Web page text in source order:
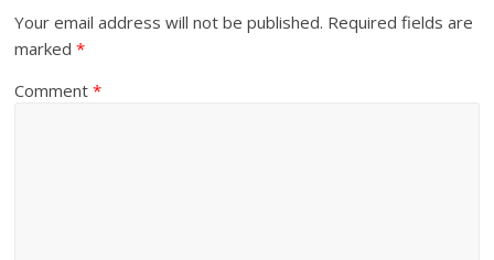
Your email address will not be published. Required fields are
marked*
Comment*